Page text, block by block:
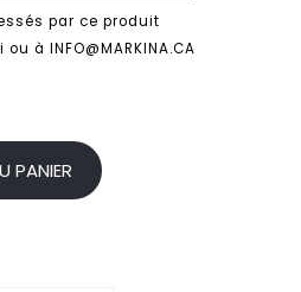
par ce produit
à INFO@MARKINA.CA
PANIER